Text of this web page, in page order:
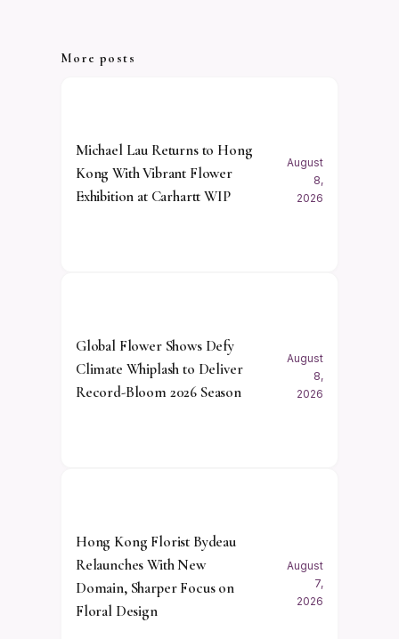
More posts
Michael Lau Returns to Hong
Kong With Vibrant Flower
Exhibition at Carhartt WIP
August
8,
2026
Global Flower Shows Defy
Climate Whiplash to Deliver
Record-Bloom 2026 Season
August
8,
2026
Hong Kong Florist Bydeau
Relaunches With New
Domain, Sharper Focus on
Floral Design
August
7,
2026